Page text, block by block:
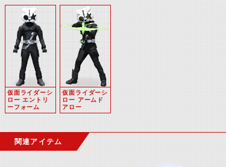
仮面ライダーシ
ロー エントリ
ーフォーム
仮面ライダーシ
ロー アームド
アロー
関連アイテム